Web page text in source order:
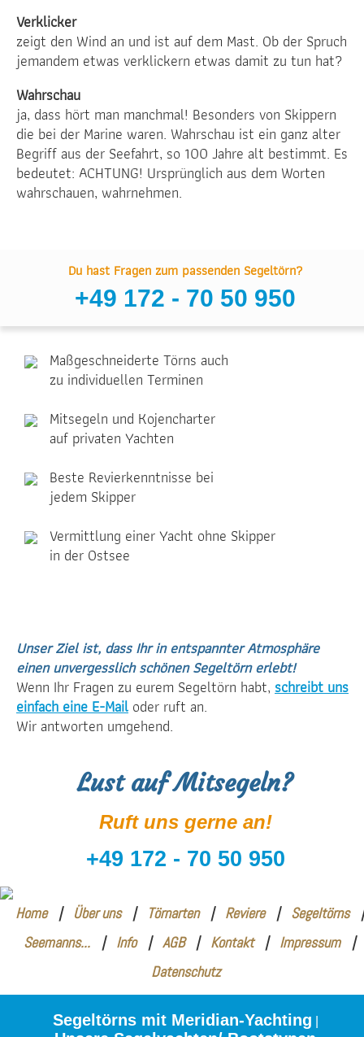
Verklicker
zeigt den Wind an und ist auf dem Mast. Ob der Spruch
jemandem etwas verklickern etwas damit zu tun hat?
Wahrschau
ja, dass hört man manchmal! Besonders von Skippern
die bei der Marine waren. Wahrschau ist ein ganz alter
Begriff aus der Seefahrt, so 100 Jahre alt bestimmt. Es
bedeutet: ACHTUNG! Ursprünglich aus dem Worten
wahrschauen, wahrnehmen.
Du hast Fragen zum passenden Segeltörn?
+49 172 - 70 50 950
Maßgeschneiderte Törns auch
zu individuellen Terminen
Mitsegeln und Kojencharter
auf privaten Yachten
Beste Revierkenntnisse bei
jedem Skipper
Vermittlung einer Yacht ohne Skipper
in der Ostsee
Unser Ziel ist, dass Ihr in entspannter Atmosphäre
einen unvergesslich schönen Segeltörn erlebt!
Wenn Ihr Fragen zu eurem Segeltörn habt, schreibt uns
einfach eine E-Mail oder ruft an.
Wir antworten umgehend.
Lust auf Mitsegeln?
Ruft uns gerne an!
+49 172 - 70 50 950
Home | Über uns | Törnarten | Reviere | Segeltörns
|
Seemanns...
| Info | AGB | Kontakt | Impressum
|
Datenschutz
Segeltörns mit Meridian-Yachting |